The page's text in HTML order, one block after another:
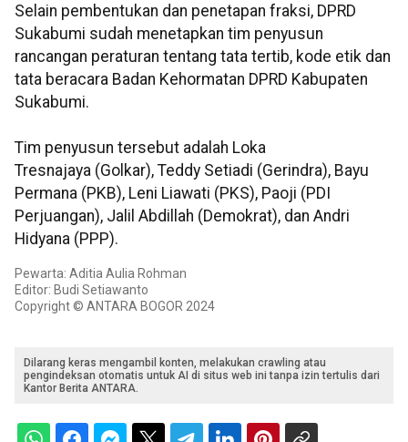
Selain pembentukan dan penetapan fraksi, DPRD
Sukabumi sudah menetapkan tim penyusun
rancangan peraturan tentang tata tertib, kode etik dan
tata beracara Badan Kehormatan DPRD Kabupaten
Sukabumi.
Tim penyusun tersebut adalah Loka
Tresnajaya (Golkar), Teddy Setiadi (Gerindra), Bayu
Permana (PKB), Leni Liawati (PKS), Paoji (PDI
Perjuangan), Jalil Abdillah (Demokrat), dan Andri
Hidyana (PPP).
Pewarta: Aditia Aulia Rohman
Editor: Budi Setiawanto
Copyright © ANTARA BOGOR 2024
Dilarang keras mengambil konten, melakukan crawling atau
pengindeksan otomatis untuk AI di situs web ini tanpa izin tertulis dari
Kantor Berita ANTARA.